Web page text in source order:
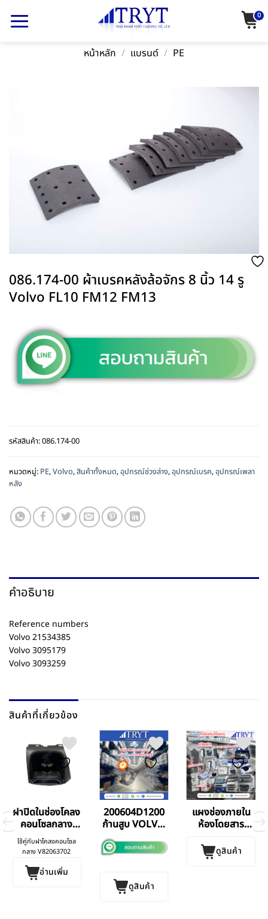
0
หน้าหลัก / แบรนด์ / PE
086.174-00 ผ้าเบรคหลังล้อจักร 8 นิ้ว 14 รู
Volvo FL10 FM12 FM13
รหัสสินค้า:086.174-00
หมวดหมู่: PE,Volvo,สินค้าทั้งหมด,อุปกรณ์ช่วงล่าง,อุปกรณ์เบรค,อุปกรณ์เพลา
หลัง
คำอธิบาย
Reference numbers
Volvo 21534385
Volvo 3095179
Volvo 3093259
สินค้าที่เกี่ยวข้อง
ฝาปิดในช่องโคลง
คอนโซลกลาง
Volvo
ใช้คู่กับฝาโคลงคอนโซล
กลาง V82063702
อ่านเพิ่ม
200604D1200
ก้านสูบ VOLVO
FM12 (380 แรง)
BF GERMANY
ดูสินค้า
แผงช่องภายใน
ห้องโดยสาร
V.4
ดูสินค้า